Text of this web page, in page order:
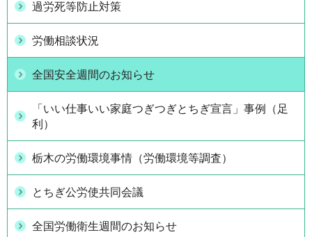
過労死等防止対策
労働相談状況
全国安全週間のお知らせ
「いい仕事いい家庭つぎつぎとちぎ宣言」事例（足
利）
栃木の労働環境事情（労働環境等調査）
とちぎ公労使共同会議
全国労働衛生週間のお知らせ